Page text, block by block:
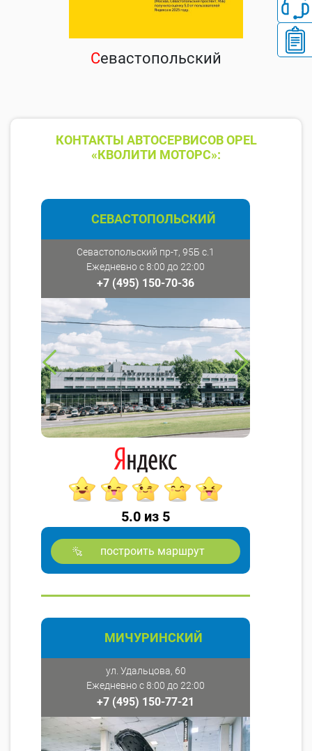
Севастопольский
КОНТАКТЫ АВТОСЕРВИСОВ OPEL
«КВОЛИТИ МОТОРС»:
СЕВАСТОПОЛЬСКИЙ
Севастопольский пр-т, 95Б с.1
Ежедневно с 8:00 до 22:00
+7 (495) 150-70-36
5.0 из 5
построить маршрут
МИЧУРИНСКИЙ
ул. Удальцова, 60
Ежедневно с 8:00 до 22:00
+7 (495) 150-77-21